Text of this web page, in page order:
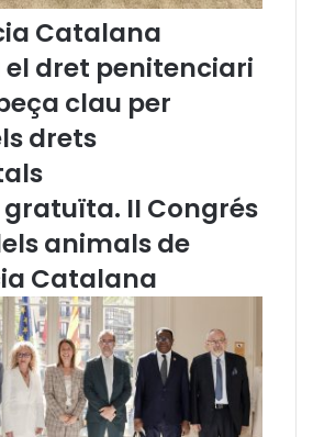
r
e
n
u
n
e
a
t
p
r
d
e
c
i
d
i
Catalana
dret penitenciari
clau per
drets
II Congrés
animals de
Catalana